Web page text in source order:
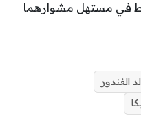
في مستهل مشوارهما
الغندور